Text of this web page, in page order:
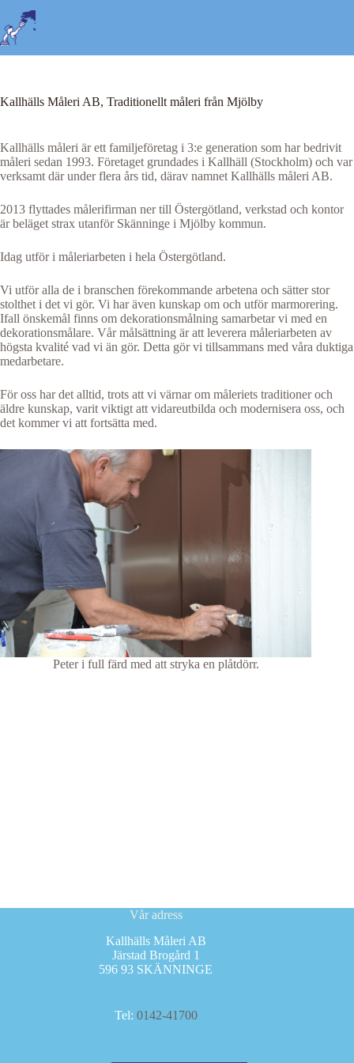
Kallhälls Måleri AB, Traditionellt måleri från Mjölby
Kallhälls måleri är ett familjeföretag i 3:e generation som har bedrivit
måleri sedan 1993. Företaget grundades i Kallhäll (Stockholm) och var
verksamt där under flera års tid, därav namnet Kallhälls måleri AB.
2013 flyttades målerifirman ner till Östergötland, verkstad och kontor
är beläget strax utanför Skänninge i Mjölby kommun.
Idag utför i måleriarbeten i hela Östergötland.
Vi utför alla de i branschen förekommande arbetena och sätter stor
stolthet i det vi gör. Vi har även kunskap om och utför marmorering.
Ifall önskemål finns om dekorationsmålning samarbetar vi med en
dekorationsmålare. Vår målsättning är att leverera måleriarbeten av
högsta kvalité vad vi än gör. Detta gör vi tillsammans med våra duktiga
medarbetare.
För oss har det alltid, trots att vi värnar om måleriets traditioner och
äldre kunskap, varit viktigt att vidareutbilda och modernisera oss, och
det kommer vi att fortsätta med.
Peter i full färd med att stryka en plåtdörr.
Vår adress
Kallhälls Måleri AB
Järstad Brogård 1
596 93 SKÄNNINGE
Tel: 0142-41700